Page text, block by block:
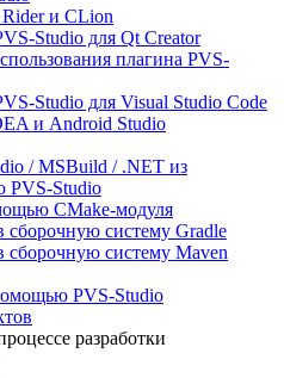
Rider и CLion
Studio для Qt Creator
плагина PVS-
Studio для Visual Studio Code
и Android Studio
/ MSBuild / .NET из
PVS-Studio
CMake-модуля
сборочную систему Gradle
сборочную систему Maven
PVS-Studio
разработки